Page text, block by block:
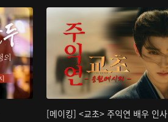
[메이킹] <교초> 주익연 배우 인사